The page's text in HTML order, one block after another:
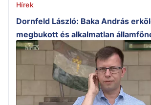
Hírek
Dornfeld László: Baka András
megbukott és alkalmatlan